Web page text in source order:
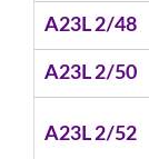
A23L 2/48
A23L 2/50
A23L 2/52